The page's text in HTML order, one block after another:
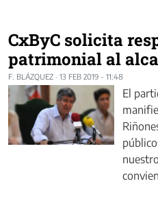
CxByC solicita
patrimonial al
F. BLÁZQUEZ · 13 FEB 2019 - 11:48
El